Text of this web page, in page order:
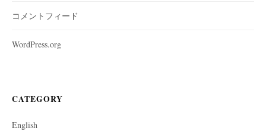
コメントフィード
WordPress.org
CATEGORY
English